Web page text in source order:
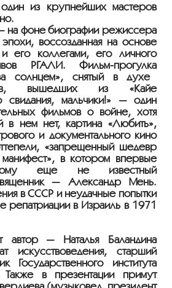
из крупнейших мастеров
на фоне биографии режиссера
воссозданная на основе
его коллегами, его личного
РГАЛИ. Фильм-прогулка
солнцем», снятый в духе
вышедших из «Кайе
мальчики!» — один
фильмов о войне, хотя
в нем нет, картина «Любить»,
и документального кино
«запрещенный шедевр
манифест», в котором впервые
еще не известный
— Александр Мень.
в СССР и неудачные попытки
репатриации в Израиль в 1971
автор — Наталья Баландина
искусствоведения, старший
Государственного института
Также в презентации примут